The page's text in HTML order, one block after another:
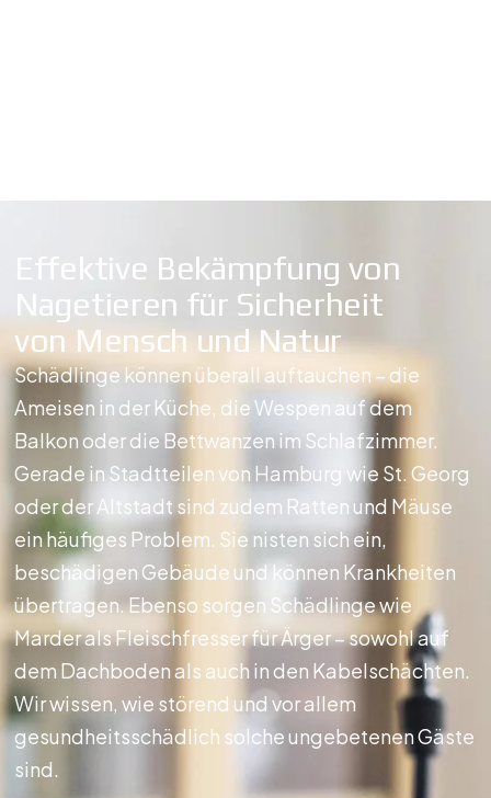
Effektive Bekämpfung von
Nagetieren für Sicherheit
von Mensch und Natur
Schädlinge können überall auftauchen – die
Ameisen in der Küche, die Wespen auf dem
Balkon oder die Bettwanzen im Schlafzimmer.
Gerade in Stadtteilen von Hamburg wie St. Georg
oder der Altstadt sind zudem Ratten und Mäuse
ein häufiges Problem. Sie nisten sich ein,
beschädigen Gebäude und können Krankheiten
übertragen. Ebenso sorgen Schädlinge wie
Marder als Fleischfresser für Ärger – sowohl auf
dem Dachboden als auch in den Kabelschächten.
Wir wissen, wie störend und vor allem
gesundheitsschädlich solche ungebetenen Gäste
sind.